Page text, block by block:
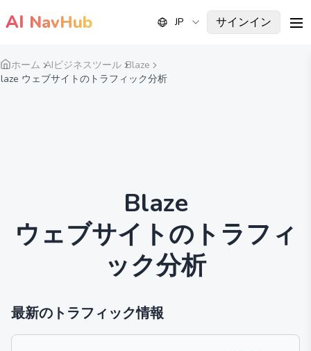
AI NavHub JP サインイン
ホーム AIビジネスツール Blaze
ウェブサイトのトラフィック分析
Blaze
ウェブサイトのトラフィ
ック分析
最新のトラフィック情報